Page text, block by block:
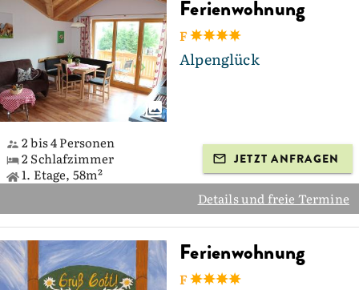
Ferienwohnung
F
Alpenglück
2 bis 4 Personen
2 Schlafzimmer
1. Etage, 58m²
JETZT ANFRAGEN
Details und freie Termine
Ferienwohnung
F